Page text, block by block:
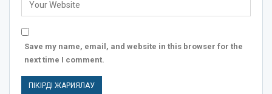
Save my name, email, and website in this browser for the
next time I comment.